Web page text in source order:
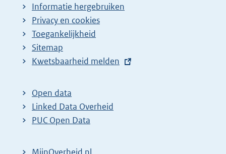
Informatie hergebruiken
Privacy en cookies
Toegankelijkheid
Sitemap
E
t
e
r
Kwetsbaarheid melden
Open data
Linked Data Overheid
PUC Open Data
MijnOverheid.nl